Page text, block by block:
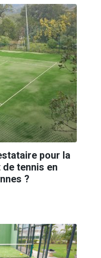
pour la
tennis en
?